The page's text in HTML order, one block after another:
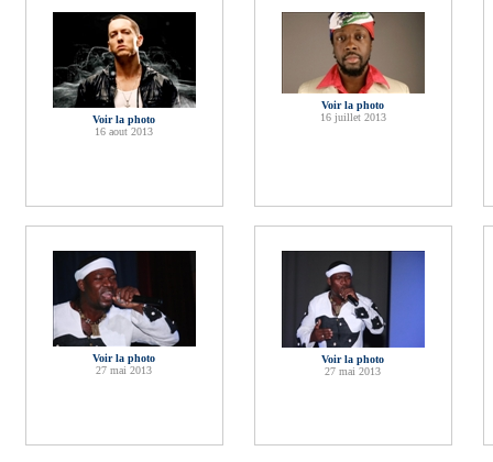
Voir la photo
16 aout 2013
Voir la photo
16 juillet 2013
Voir la photo
27 mai 2013
Voir la photo
27 mai 2013